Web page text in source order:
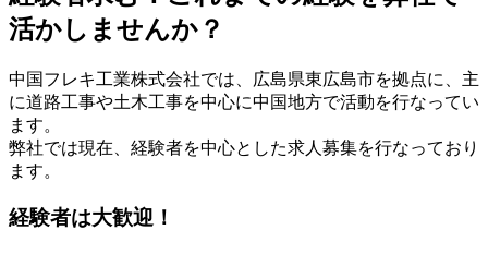
活かしませんか？
中国フレキ工業株式会社では、広島県東広島市を拠点に、主
に道路工事や土木工事を中心に中国地方で活動を行なってい
ます。
弊社では現在、経験者を中心とした求人募集を行なっており
ます。
経験者は大歓迎！